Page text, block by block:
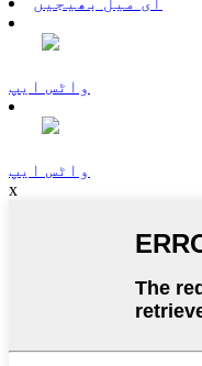
واٹس ایپ
واٹس ایپ
x